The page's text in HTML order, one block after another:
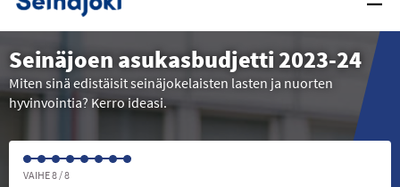
Seinäjoen asukasbudjetti 2023-24
Miten sinä edistäisit seinäjokelaisten lasten ja nuorten
hyvinvointia? Kerro ideasi.
VAIHE 8 / 8